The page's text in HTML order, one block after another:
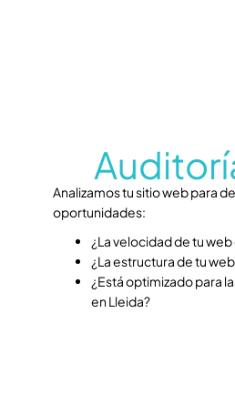
Analizamos tu sitio web para
oportunidades:
¿La velocidad de tu
¿La estructura de tu
¿Está optimizado para
en Lleida?